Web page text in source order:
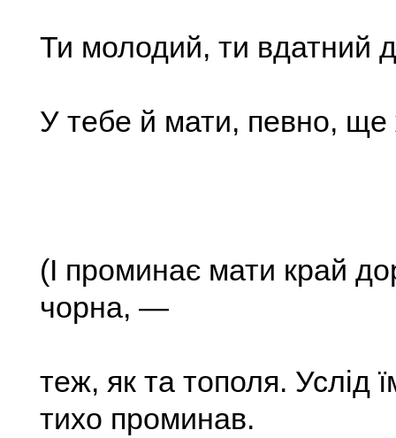
Ти молодий, ти вдатний
У тебе й мати, певно,
(І проминає мати край
чорна, —
теж, як та тополя. Услід
тихо проминав.